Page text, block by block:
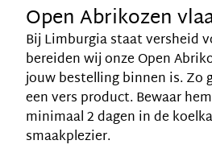
Open Abrikozen
Bij Limburgia staat versheid
bereiden wij onze Open
jouw bestelling binnen is. Zo
een vers product. Bewaar
minimaal 2 dagen in de
smaakplezier.